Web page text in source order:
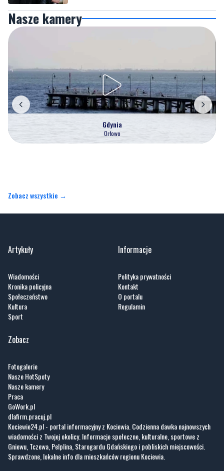
Nasze kamery
Gdynia
Orłowo
Zobacz wszystkie →
Artykuły
Wiadomości
Kronika policyjna
Społeczeństwo
Kultura
Sport
Informacje
Polityka prywatności
Kontakt
O portalu
Regulamin
Zobacz
Fotogalerie
Nasze HotSpoty
Nasze kamery
Praca
GoWork.pl
dlafirm.pracuj.pl
Kociewie24.pl - portal informacyjny z Kociewia. Codzienna dawka najnowszych
wiadomości z Twojej okolicy. Informacje społeczne, kulturalne, sportowe z
Gniewu, Tczewa, Pelplina, Starogardu Gdańskiego i pobliskich miejscowości.
Sprawdzone, lokalne info dla mieszkańców regionu Kociewia.